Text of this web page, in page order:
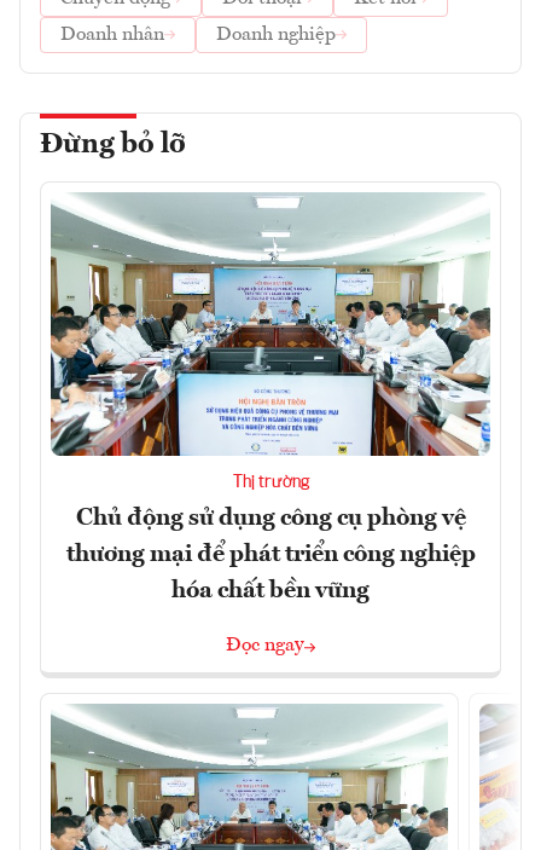
Doanh nhân
Doanh nghiệp
Đừng bỏ lỡ
Thị trường
Chủ động sử dụng công cụ phòng vệ
thương mại để phát triển công nghiệp
hóa chất bền vững
Đọc ngay